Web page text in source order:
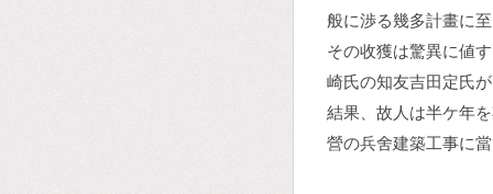
般に渉る幾多計畫に
その收獲は驚異に値
崎氏の知友吉田定氏
結果、故人は半ケ年
營の兵舍建築工事に